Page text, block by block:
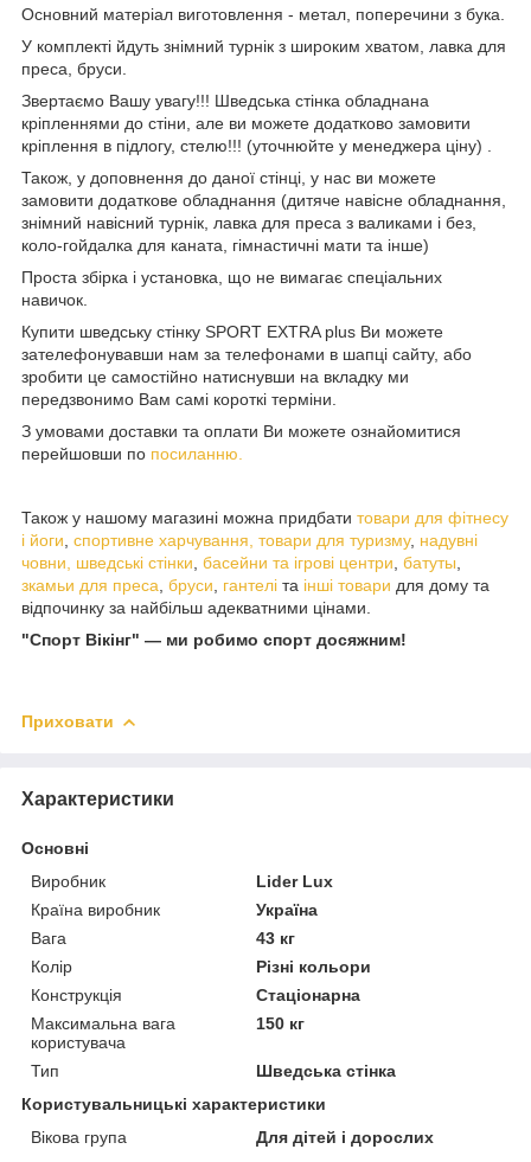
Основний матеріал виготовлення - метал, поперечини з бука.
У комплекті йдуть знімний турнік з широким хватом, лавка для
преса, бруси.
Звертаємо Вашу увагу!!! Шведська стінка обладнана
кріпленнями до стіни, але ви можете додатково замовити
кріплення в підлогу, стелю!!! (уточнюйте у менеджера ціну) .
Також, у доповнення до даної стінці, у нас ви можете
замовити додаткове обладнання (дитяче навісне обладнання,
знімний навісний турнік, лавка для преса з валиками і без,
коло-гойдалка для каната, гімнастичні мати та інше)
Проста збірка і установка, що не вимагає спеціальних
навичок.
Купити шведську стінку SPORT EXTRA plus Ви можете
зателефонувавши нам за телефонами в шапці сайту, або
зробити це самостійно натиснувши на вкладку ми
передзвонимо Вам самі короткі терміни.
З умовами доставки та оплати Ви можете ознайомитися
перейшовши по посиланню.
Також у нашому магазині можна придбати товари для фітнесу
і йоги спортивне харчування, товари для туризму, надувні
човни,
шведські стінки басейни та ігрові центри батуты
зкамьи для преса бруси гантелі та інші товари для дому та
відпочинку за найбільш адекватними цінами.
"Спорт Вікінг" ― ми робимо спорт досяжним!
Приховати
Характеристики
Основні
Виробник
Lider Lux
Країна виробник
Україна
Вага
43 кг
Колір
Різні кольори
Конструкція
Стаціонарна
Максимальна вага
користувача
150 кг
Тип
Шведська стінка
Користувальницькі характеристики
Вікова група
Для дітей і дорослих